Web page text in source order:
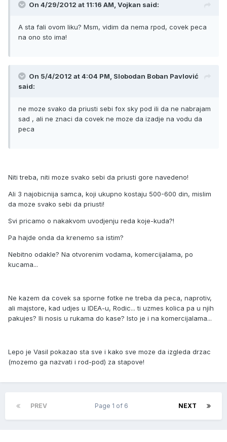
On 4/29/2012 at 11:16 AM, Vojkan said:
A sta fali ovom liku? Msm, vidim da nema rpod, covek peca
na ono sto ima!
On 5/4/2012 at 4:04 PM, Slobodan Boban Pavlović
said:
ne moze svako da priusti sebi fox sky pod ili da ne nabrajam
sad , ali ne znaci da covek ne moze da izadje na vodu da
peca
Niti treba, niti moze svako sebi da priusti gore navedeno!
Ali 3 najobicnija samca, koji ukupno kostaju 500-600 din, mislim
da moze svako sebi da priusti!
Svi pricamo o nakakvom uvodjenju reda koje-kuda?!
Pa hajde onda da krenemo sa istim?
Nebitno odakle? Na otvorenim vodama, komercijalama, po
kucama...
Ne kazem da covek sa sporne fotke ne treba da peca, naprotiv,
ali majstore, kad udjes u IDEA-u, Rodic... ti uzmes kolica pa u njih
pakujes? Ili nosis u rukama do kase? Isto je i na komercijalama...
Lepo je Vasil pokazao sta sve i kako sve moze da izgleda drzac
(mozemo ga nazvati i rod-pod) za stapove!
PREV NEXT
Page 1 of 6